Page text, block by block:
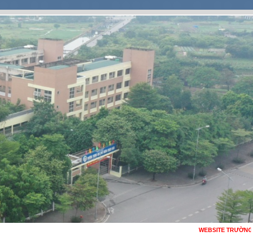
WEBSITE TRƯỜNG THPT THẠCH BÀN - HÀ NỘI -